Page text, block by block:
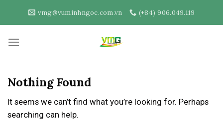
vmg@vuminhngoc.com.vn (+84) 906.049.119
Nothing Found
It seems we can’t find what you’re looking for. Perhaps
searching can help.